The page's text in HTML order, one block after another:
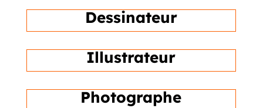
Dessinateur
Illustrateur
Photographe